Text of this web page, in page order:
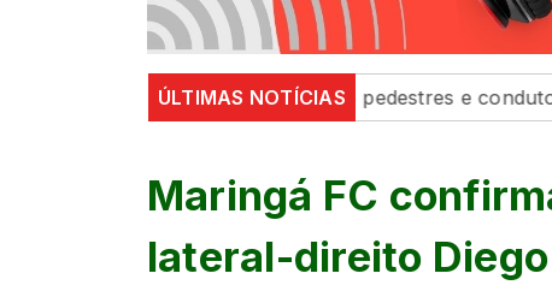
ÚLTIMAS NOTÍCIAS
fortalecem segurança de pedestres e condutores
Maringá FC
lateral-direito